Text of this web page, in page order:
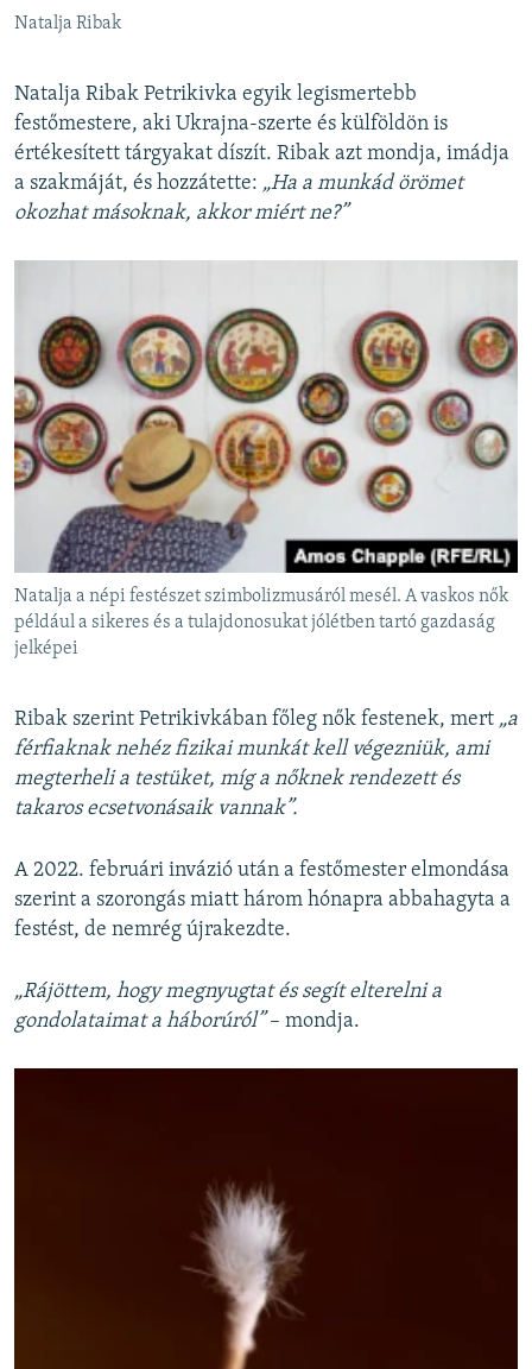
Natalja Ribak
Natalja Ribak Petrikivka egyik legismertebb
festőmestere, aki Ukrajna-szerte és külföldön is
értékesített tárgyakat díszít. Ribak azt mondja, imádja
a szakmáját, és hozzátette: „Ha a munkád örömet
okozhat másoknak, akkor miért ne?”
Natalja a népi festészet szimbolizmusáról mesél. A vaskos nők
például a sikeres és a tulajdonosukat jólétben tartó gazdaság
jelképei
Ribak szerint Petrikivkában főleg nők festenek, mert „a
férfiaknak nehéz fizikai munkát kell végezniük, ami
megterheli a testüket, míg a nőknek rendezett és
takaros ecsetvonásaik vannak”.
A 2022. februári invázió után a festőmester elmondása
szerint a szorongás miatt három hónapra abbahagyta a
festést, de nemrég újrakezdte.
„Rájöttem, hogy megnyugtat és segít elterelni a
gondolataimat a háborúról”– mondja.